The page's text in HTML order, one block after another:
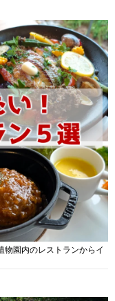
物園内のレストランからイ